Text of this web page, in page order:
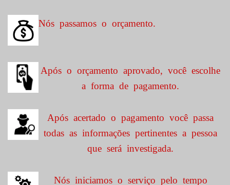
Nós passamos o orçamento.
Após o orçamento aprovado, você escolhe
a forma de pagamento.
Após acertado o pagamento você passa
todas as informações pertinentes a pessoa
que será investigada.
Nós iniciamos o serviço pelo tempo